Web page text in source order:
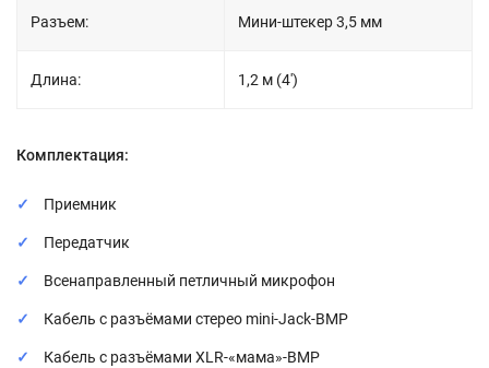
Разъем: Мини-штекер 3,5 мм
Длина: 1,2 м (4')
Комплектация:
Приемник
Передатчик
Всенаправленный петличный микрофон
Кабель c разъёмами стерео mini-Jack-BMP
Кабель с разъёмами XLR-«мама»-BMP